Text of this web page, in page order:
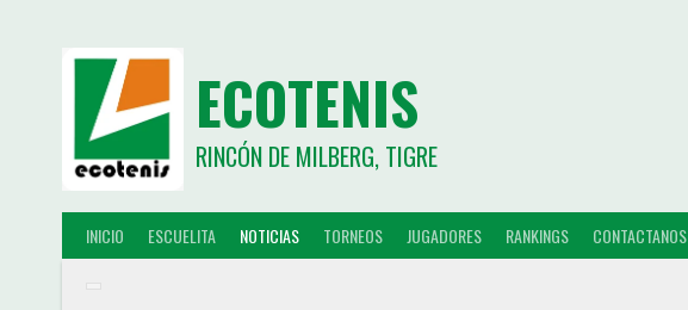
ECOTENIS
RINCÓN DE MILBERG, TIGRE
INICIO ESCUELITA NOTICIAS TORNEOS JUGADORES RANKINGS CONTACTANOS